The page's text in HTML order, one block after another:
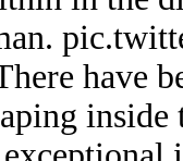
have
inside